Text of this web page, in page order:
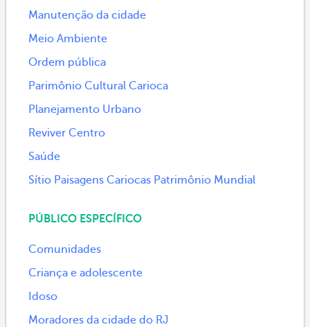
Manutenção da cidade
Meio Ambiente
Ordem pública
Parimônio Cultural Carioca
Planejamento Urbano
Reviver Centro
Saúde
Sítio Paisagens Cariocas Patrimônio Mundial
PÚBLICO ESPECÍFICO
Comunidades
Criança e adolescente
Idoso
Moradores da cidade do RJ